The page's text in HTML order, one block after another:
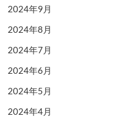
2024年9月
2024年8月
2024年7月
2024年6月
2024年5月
2024年4月